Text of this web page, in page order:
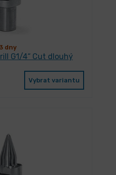
3 dny
G1/4“ Cut dlouhý
Vybrat variantu